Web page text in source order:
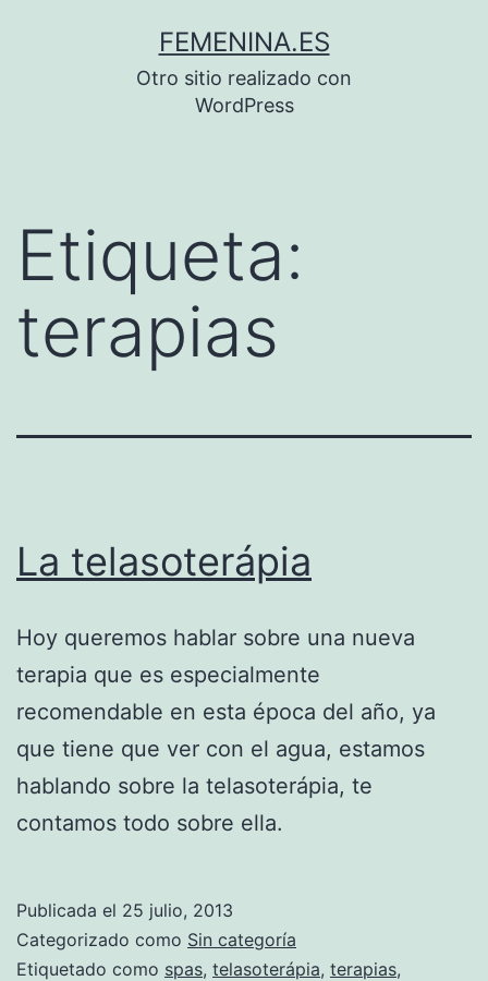
FEMENINA.ES
Otro sitio realizado con
WordPress
Etiqueta:
terapias
La telasoterápia
Hoy queremos hablar sobre una nueva
terapia que es especialmente
recomendable en esta época del año, ya
que tiene que ver con el agua, estamos
hablando sobre la telasoterápia, te
contamos todo sobre ella.
Publicada el 25 julio, 2013
Categorizado como Sin categoría
Etiquetado como spas, telasoterápia, terapias,